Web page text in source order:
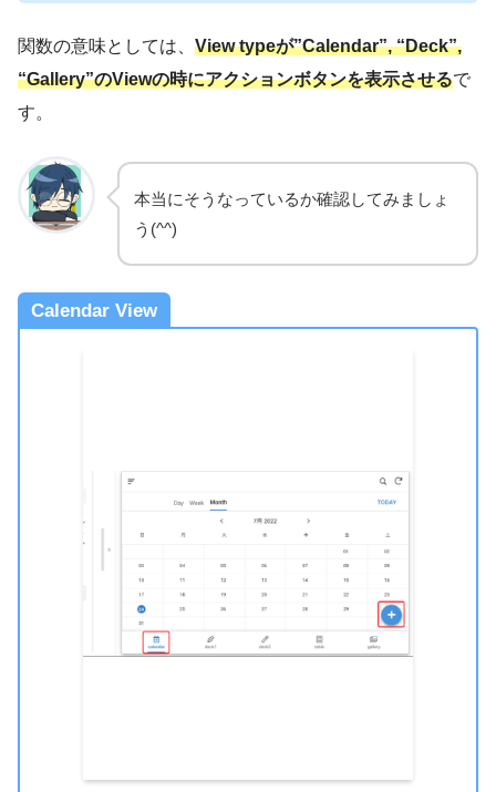
関数の意味としては、 View typeが”Calendar”, “Deck”,
“Gallery”のViewの時にアクションボタンを表示させるで
す。
本当にそうなっているか確認してみましょ
う(^^)
Calendar View